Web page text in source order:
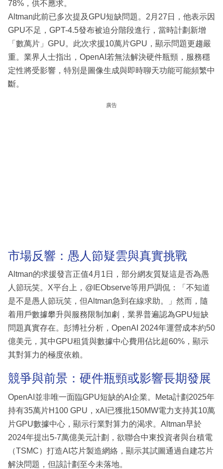
78%，供不應求。
Altman此前已多次提及GPU短缺問題。2月27日，他表示因
GPU不足，GPT-4.5發布被迫分階段進行，當時計劃新增
「數萬片」GPU。此次求援10萬片GPU，顯示問題更趨嚴
重。業界人士指出，OpenAI若無法解決硬件瓶頸，服務穩
定性將受影響，特別是圖像生成與即時聊天功能可能頻繁中
斷。
廣告
市場反響：愚人節疑雲與真實挑戰
Altman的求援發言正值4月1日，部分網友質疑這是否為愚
人節玩笑。X平台上，@IEObserve等用戶調侃：「不知道
是不是愚人節玩笑，但Altman急到在線求助。」然而，隨
着用戶數據攀升與服務限制加劇，業界普遍認為GPU短缺
問題真實存在。彭博社分析，OpenAI 2024年運營成本約50
億美元，其中GPU租賃與數據中心費用佔比超60%，顯示
其對算力的極度依賴。
競爭與前景：硬件瓶頸或影響長期發展
OpenAI並非唯一面臨GPU短缺的AI企業。Meta計劃2025年
持有35萬片H100 GPU，xAI已獲批150MW電力支持其10萬
片GPU數據中心，顯示行業對算力的渴求。Altman早於
2024年提出5-7萬億美元計劃，欲聯合中東投資者與台積電
（TSMC）打造AI芯片製造網絡，顯示其試圖通過自建芯片
解決問題，但該計劃至今未落地。